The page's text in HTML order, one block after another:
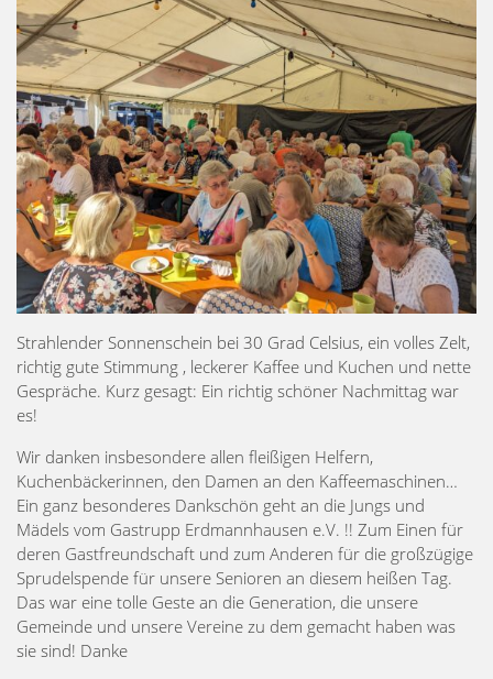
Strahlender Sonnenschein bei 30 Grad Celsius, ein volles Zelt,
richtig gute Stimmung , leckerer Kaffee und Kuchen und nette
Gespräche. Kurz gesagt: Ein richtig schöner Nachmittag war
es!
Wir danken insbesondere allen fleißigen Helfern,
Kuchenbäckerinnen, den Damen an den Kaffeemaschinen…
Ein ganz besonderes Dankschön geht an die Jungs und
Mädels vom Gastrupp Erdmannhausen e.V. !! Zum Einen für
deren Gastfreundschaft und zum Anderen für die großzügige
Sprudelspende für unsere Senioren an diesem heißen Tag.
Das war eine tolle Geste an die Generation, die unsere
Gemeinde und unsere Vereine zu dem gemacht haben was
sie sind! Danke